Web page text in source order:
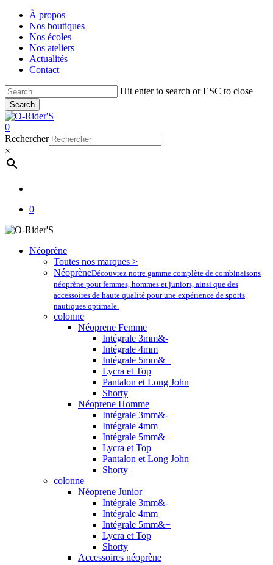
Skip
main
content
À propos
Nos boutiques
Nos écoles
Nos ateliers
Actualités
Contact
Hit enter to search or ESC to close
Search
Close
Search
account
0
Menu
Rechercher
×
0
Néoprène
Toutes nos marques >
NéoprèneDécouvrez notre gamme complète de combinaisons
néoprène pour femmes, hommes et juniors, ainsi que des
accessoires de haute qualité pour une expérience de sports
nautiques optimale.
colonne
Néoprene Femme
Intégrale 3mm&-
Intégrale 4mm
Intégrale 5mm&+
Lycra et Top
Pantalon et Long John
Shorty
Néoprene Homme
Intégrale 3mm&-
Intégrale 4mm
Intégrale 5mm&+
Lycra et Top
Pantalon et Long John
Shorty
colonne
Néoprene Junior
Intégrale 3mm&-
Intégrale 4mm
Intégrale 5mm&+
Lycra et Top
Shorty
Accessoires néoprène